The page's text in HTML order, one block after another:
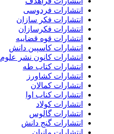
انتشارات فردوسی
انتشارات فکر سازان
انتشارات فکرسازان
انتشارات قوه قضاییه
انتشارات کاسپین دانش
انتشارات کانون نشر علوم
انتشارات کتاب طه
انتشارات کشاورز
انتشارات کمالان
انتشارات کناب اوا
انتشارات کولاد
انتشارات گالوس
انتشارات گنج دانش